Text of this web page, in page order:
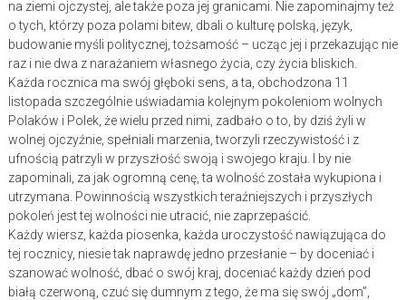
na ziemi ojczystej, ale także poza jej granicami. Nie zapominajmy też
o tych, którzy poza polami bitew, dbali o kulturę polską, język,
budowanie myśli politycznej, tożsamość – ucząc jej i przekazując nie
raz i nie dwa z narażaniem własnego życia, czy życia bliskich.
Każda rocznica ma swój głęboki sens, a ta, obchodzona 11
listopada szczególnie uświadamia kolejnym pokoleniom wolnych
Polaków i Polek, że wielu przed nimi, zadbało o to, by dziś żyli w
wolnej ojczyźnie, spełniali marzenia, tworzyli rzeczywistość i z
ufnością patrzyli w przyszłość swoją i swojego kraju. I by nie
zapominali, za jak ogromną cenę, ta wolność została wykupiona i
utrzymana. Powinnością wszystkich teraźniejszych i przyszłych
pokoleń jest tej wolności nie utracić, nie zaprzepaścić.
Każdy wiersz, każda piosenka, każda uroczystość nawiązująca do
tej rocznicy, niesie tak naprawdę jedno przesłanie – by doceniać i
szanować wolność, dbać o swój kraj, doceniać każdy dzień pod
białą czerwoną, czuć się dumnym z tego, że ma się swój „dom”,